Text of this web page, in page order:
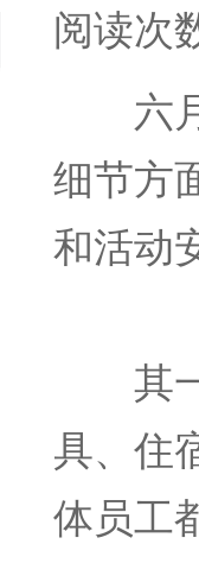
阅读次
六月
细节方
和活动
其一
具、住
体员工